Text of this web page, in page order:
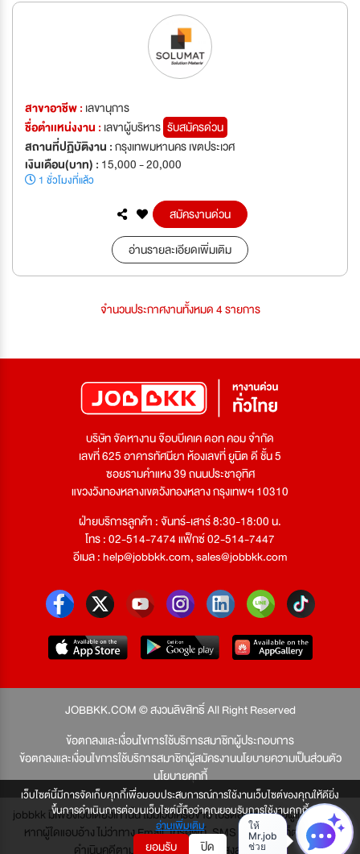
เว็บไซต์นี้มีการจัดเก็บคุกกี้เพื่อมอบประสบการณ์การใช้งานเว็บไซต์ของคุณให้ดียิ่ง
ขึ้นการดำเนินการต่อบนเว็บไซต์นี้ถือว่าคุณยอมรับการใช้งานคุกกี้
อ่านเพิ่มเติม
ยอมรับ ปิด
สาขาอาชีพ : เลขานุการ
ชื่อตำเเหน่งงาน : เลขาผู้บริหาร รับสมัครด่วน
สถานที่ปฏิบัติงาน :กรุงเทพมหานคร เขตประเวศ
เงินเดือน(บาท) : 15,000 - 20,000
1 ชั่วโมงที่แล้ว
สมัครงานด่วน
อ่านรายละเอียดเพิ่มเติม
จำนวนประกาศงานทั้งหมด 4 รายการ
บริษัท จัดหางาน จ๊อบบีเคเค ดอท คอม จำกัด
เลขที่ 625 อาคารทัศนียา ห้องเลขที่ ยูนิต ดี ชั้น 5
ซอยรามคำแหง 39 ถนนประชาอุทิศ
แขวงวังทองหลางเขตวังทองหลาง กรุงเทพฯ 10310
ฝ่ายบริการลูกค้า : จันทร์-เสาร์ 8:30-18:00 น.
โทร : 02-514-7474 แฟ็กซ์ 02-514-7447
อีเมล :help@jobbkk.com,sales@jobbkk.com
JOBBKK.COM © สงวนลิขสิทธิ์ All Right Reserved
ข้อตกลงและเงื่อนไขการใช้บริการสมาชิกผู้ประกอบการ
ข้อตกลงและเงื่อนไขการใช้บริการสมาชิกผู้สมัครงานนโยบายความเป็นส่วนตัว
นโยบายคุกกี้
jobbkk มีเพียงเว็บเดียวเท่านั้น ไม่มีเว็บเครือข่าย โปรดอย่าหลงเชื่อผู้แอบอ้าง และ
หากผู้ใดแอบอ้าง ไม่ว่าทาง Email, โทรศัพท์, SMS หรือทางใดก็ตาม จะถูก
ดำเนินคดีตามที่กฎหมายบัญญัติไว้สูงสุด